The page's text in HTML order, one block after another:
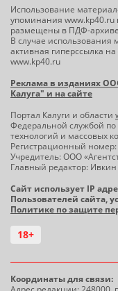
Использование
упоминания
размещены в ПДФ-
В случае использования
активная гиперссылка
www.kp40.ru
Реклама в изданиях
Калуга" и на сайте
Портал Калуги и области
Федеральной службой
технологий и массовых
Регистрационный
Учредитель: ООО
Главный редактор:
Сайт использует IP
Пользователей сайта,
Политике по защите
18+
Координаты для связи: